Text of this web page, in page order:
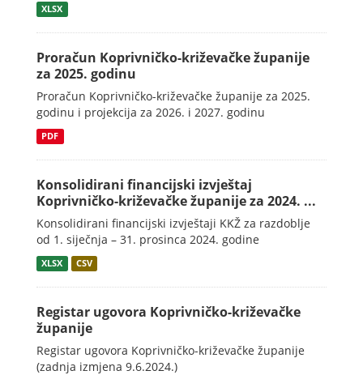
XLSX
Proračun Koprivničko-križevačke županije
za 2025. godinu
Proračun Koprivničko-križevačke županije za 2025.
godinu i projekcija za 2026. i 2027. godinu
PDF
Konsolidirani financijski izvještaj
Koprivničko-križevačke županije za 2024. ...
Konsolidirani financijski izvještaji KKŽ za razdoblje
od 1. siječnja – 31. prosinca 2024. godine
XLSX CSV
Registar ugovora Koprivničko-križevačke
županije
Registar ugovora Koprivničko-križevačke županije
(zadnja izmjena 9.6.2024.)